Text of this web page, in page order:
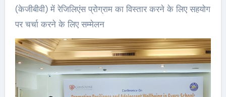
(केजीबीवी) में रेजिलिएंस प्रोग्राम का विस्तार करने के लिए सहयोग
पर चर्चा करने के लिए सम्मेलन